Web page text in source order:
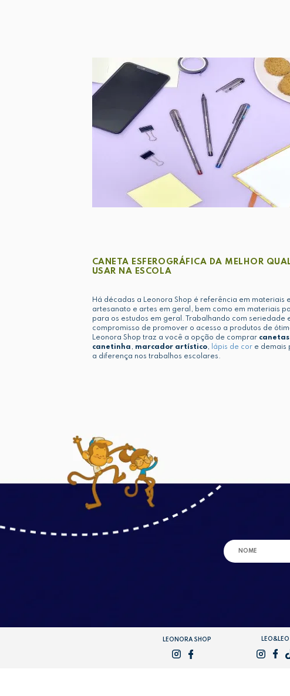
CANETA ESFEROGRÁFICA DA MELHOR
USAR NA ESCOLA
Há décadas a Leonora Shop é referência em materiais
artesanato e artes em geral, bem como em materiais
para os estudos em geral. Trabalhando com seriedade
compromisso de promover o acesso a produtos de
Leonora Shop traz a você a opção de comprar
canetinha , marcador artístico, lápis de core demais
a diferença nos trabalhos escolares.
LEONORA SHOP LEO&LEO